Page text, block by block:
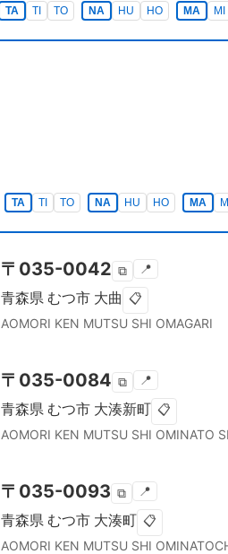
TA TI TO NA HU HO MA MI
TA TI TO NA HU HO MA MI
〒 035-0042 ⧉ 📍
青森県 むつ市 大曲 📋
AOMORI KEN MUTSU SHI OMAGARI
〒 035-0084 ⧉ 📍
青森県 むつ市 大湊新町 📋
AOMORI KEN MUTSU SHI OMINATO
〒 035-0093 ⧉ 📍
青森県 むつ市 大湊町 📋
AOMORI KEN MUTSU SHI